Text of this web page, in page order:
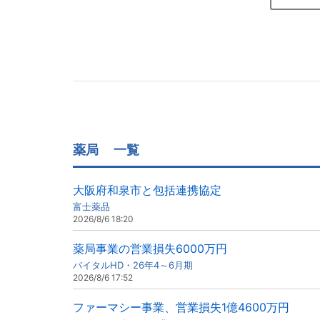
薬局 一覧
大阪府和泉市と包括連携協定
富士薬品
2026/8/6 18:20
薬局事業の営業損失6000万円
バイタルHD・26年4～6月期
2026/8/6 17:52
ファーマシー事業、営業損失1億4600万円